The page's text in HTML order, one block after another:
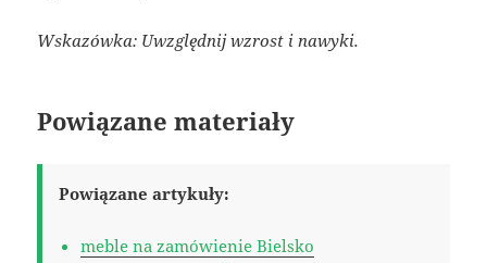
Wskazówka: Uwzględnij wzrost i nawyki.
Powiązane materiały
Powiązane artykuły:
meble na zamówienie Bielsko